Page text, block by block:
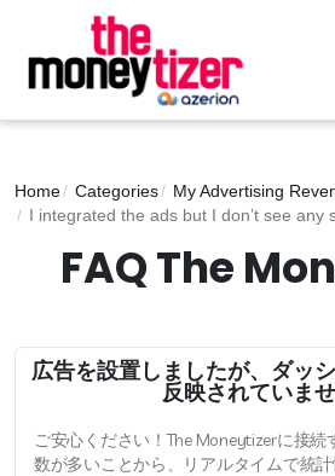
Home Categories
My Advertising
I integrated the ads but I don’t see any
FAQ The
広告を設置しましたが、ダッ
反映されていませ
ご安心ください！The Moneytizerに接
数が多いことから、リアルタイムで統